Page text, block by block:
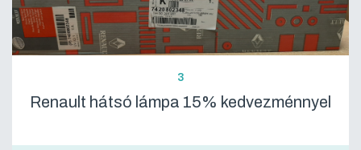
3
Renault hátsó lámpa 15% kedvezménnyel